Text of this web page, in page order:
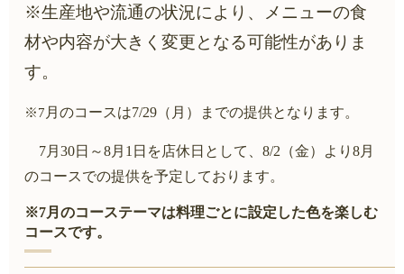
※生産地や流通の状況により、メニューの食
材や内容が大きく変更となる可能性がありま
す。
※7 月のコースは7/29（月）までの提供となります。
7月30日～8月1 日を店休日として、8/2（金）より8月
のコースでの提供を予定しております。
※7月のコーステーマは料理ごとに設定した色を楽しむ
コースです。